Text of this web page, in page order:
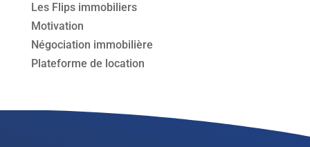
Les Flips immobiliers
Motivation
Négociation immobilière
Plateforme de location